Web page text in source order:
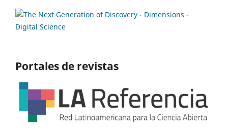
Portales de revistas